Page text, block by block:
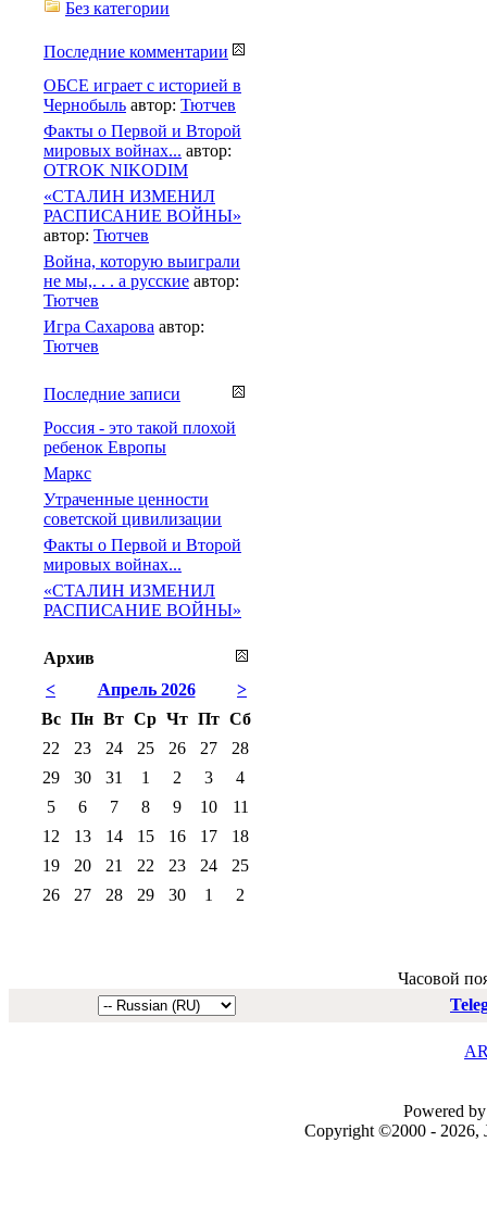
Без категории
Последние комментарии
ОБСЕ играет с историей в
Чернобыль автор: Тютчев
Факты о Первой и Второй
мировых войнах... автор:
OTROK NIKODIM
«СТАЛИН ИЗМЕНИЛ
РАСПИСАНИЕ ВОЙНЫ»
автор: Тютчев
Война, которую выиграли
не мы,. . . а русские автор:
Тютчев
Игра Сахарова автор:
Тютчев
Последние записи
Россия - это такой плохой
ребенок Европы
Маркс
Утраченные ценности
советской цивилизации
Факты о Первой и Второй
мировых войнах...
«СТАЛИН ИЗМЕНИЛ
РАСПИСАНИЕ ВОЙНЫ»
Архив
<
>
Апрель 2026
Вс Пн Вт Ср Чт Пт Сб
22
23 24 25 26 27
28
29
30 31 1 2 3
4
5
6 7 8 9 10
11
12
13 14 15 16 17
18
19
20 21 22 23 24
25
26
27 28 29 30 1 2
Часовой
Powered
Copyright ©2000 - 2026,